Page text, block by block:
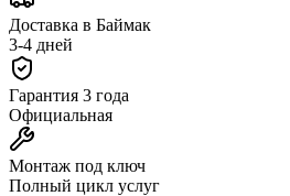
Доставка в Баймак
3-4 дней
Гарантия 3 года
Официальная
Монтаж под ключ
Полный цикл услуг